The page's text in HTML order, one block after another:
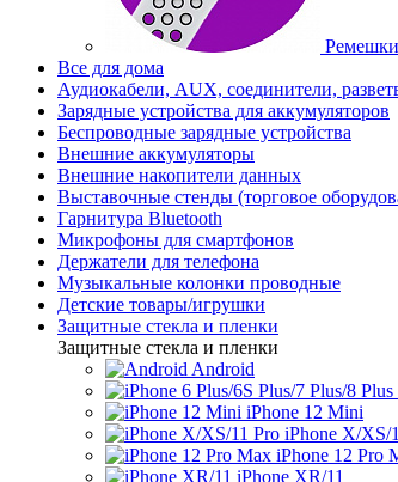
Все для дома
Аудиокабели, AUX, соединители,
Зарядные устройства для аккумуляторов
Беспроводные зарядные устройства
Внешние аккумуляторы
Внешние накопители данных
Выставочные стенды (торговое
Гарнитура Bluetooth
Микрофоны для смартфонов
Держатели для телефона
Музыкальные колонки проводные
Детские товары/игрушки
Защитные стекла и пленки
Защитные стекла и пленки
Android
iPhone 12 Mini
iPhone X/XS/
iPhone 12 Pro
iPhone XR/11